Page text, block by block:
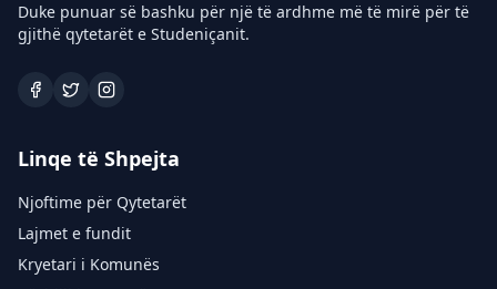
Duke punuar së bashku për një të ardhme më të mirë për të
gjithë qytetarët e Studeniçanit.
Linqe të Shpejta
Njoftime për Qytetarët
Lajmet e fundit
Kryetari i Komunës